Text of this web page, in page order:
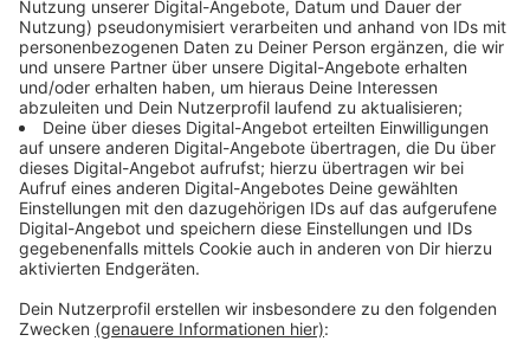
Fußfessel